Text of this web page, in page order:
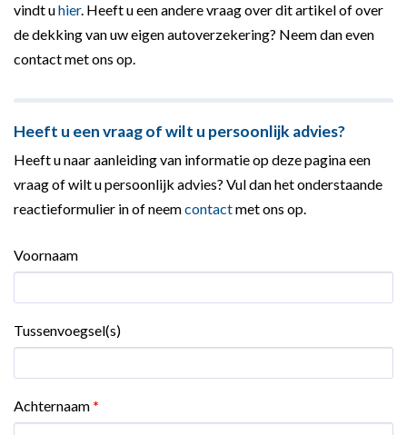
vindt uhier. Heeft u een andere vraag over dit artikel of over
de dekking van uw eigen autoverzekering? Neem dan even
contact met ons op.
Heeft u een vraag of wilt u persoonlijk advies?
Heeft u naar aanleiding van informatie op deze pagina een
vraag of wilt u persoonlijk advies? Vul dan het onderstaande
reactieformulier in of neemcontactmet ons op.
Voornaam
Tussenvoegsel(s)
Achternaam *